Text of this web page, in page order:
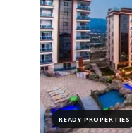
READY PROPERTIES